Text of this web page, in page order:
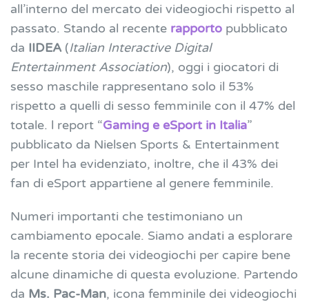
all’interno del mercato dei videogiochi rispetto al
passato. Stando al recente rapporto pubblicato
da IIDEA (Italian Interactive Digital
Entertainment Association), oggi i giocatori di
sesso maschile rappresentano solo il 53%
rispetto a quelli di sesso femminile con il 47% del
totale. l report “Gaming e eSport in Italia”
pubblicato da Nielsen Sports & Entertainment
per Intel ha evidenziato, inoltre, che il 43% dei
fan di eSport appartiene al genere femminile.
Numeri importanti che testimoniano un
cambiamento epocale. Siamo andati a esplorare
la recente storia dei videogiochi per capire bene
alcune dinamiche di questa evoluzione. Partendo
da Ms. Pac-Man, icona femminile dei videogiochi